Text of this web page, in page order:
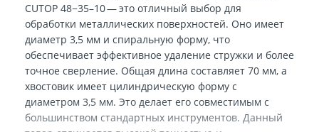
CUTOP 48−35–10 — это отличный выбор для
обработки металлических поверхностей. Оно имеет
диаметр 3,5 мм и спиральную форму, что
обеспечивает эффективное удаление стружки и более
точное сверление. Общая длина составляет 70 мм, а
хвостовик имеет цилиндрическую форму с
диаметром 3,5 мм. Это делает его совместимым с
большинством стандартных инструментов. Данный